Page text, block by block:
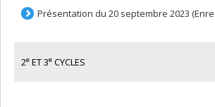
Présentation du 20 septembre 2023
2e ET 3e CYCLES